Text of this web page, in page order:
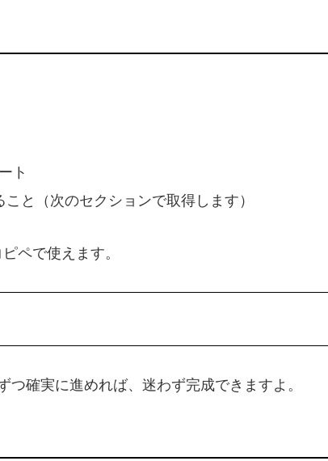
ト
と（次のセクションで取得します）
ペで使えます。
確実に進めれば、迷わず完成できますよ。